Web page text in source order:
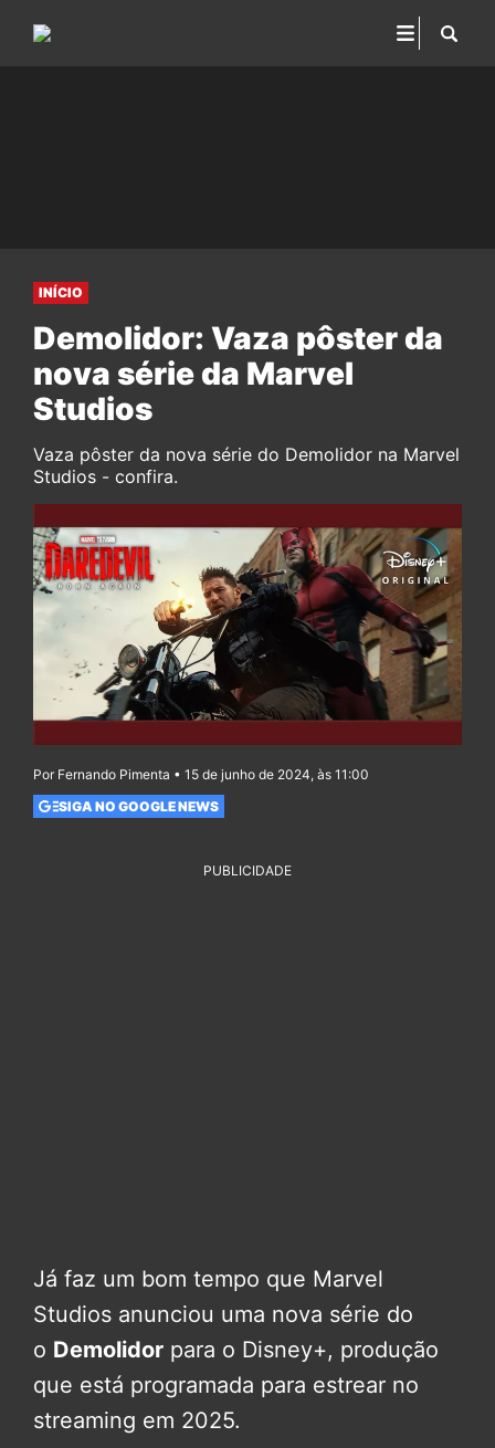
INÍCIO
Demolidor: Vaza pôster da
nova série da Marvel
Studios
Vaza pôster da nova série do Demolidor na Marvel
Studios - confira.
Por Fernando Pimenta • 15 de junho de 2024, às 11:00
SIGA NO GOOGLE NEWS
PUBLICIDADE
Já faz um bom tempo que Marvel
Studios anunciou uma nova série do
o Demolidor para o Disney+, produção
que está programada para estrear no
streaming em 2025.